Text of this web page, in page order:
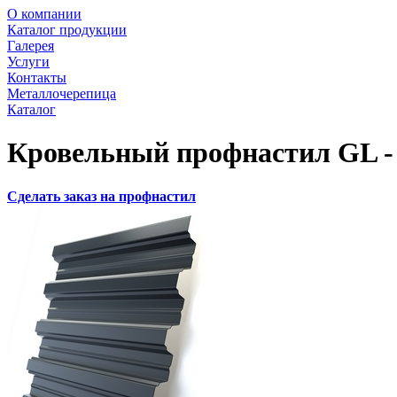
О компании
Каталог продукции
Галерея
Услуги
Контакты
Металлочерепица
Каталог
Кровельный профнастил GL -
Сделать заказ на профнастил